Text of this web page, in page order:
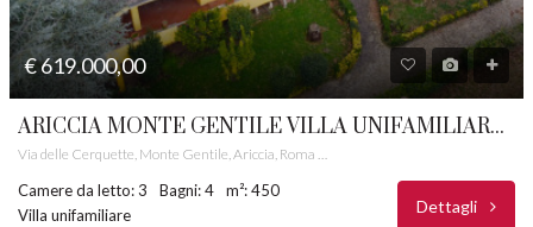
€ 619.000,00
ARICCIA MONTE GENTILE VILLA UNIFAMILIARE CASTELLI ROMANI RIF. 42
Via delle Cerquette, Monte Gentile, Ariccia, Roma Capitale, Lazio, 00041, Italia
Camere da letto: 3 Bagni: 4
m²: 450
Villa unifamiliare
Dettagli